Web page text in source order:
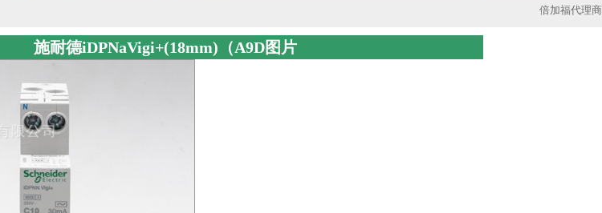
倍加福代理商
施耐德iDPNaVigi+(18mm)（A9D图片